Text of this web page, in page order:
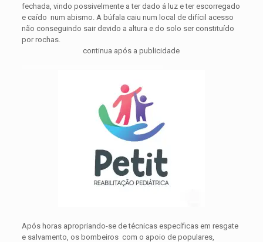
fechada, vindo possivelmente a ter dado á luz e ter escorregado
e caído num abismo. A búfala caiu num local de difícil acesso
não conseguindo sair devido a altura e do solo ser constituído
por rochas.
continua após a publicidade
Após horas apropriando-se de técnicas específicas em resgate
e salvamento, os bombeiros com o apoio de populares,